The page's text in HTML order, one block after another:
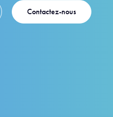
Contactez-nous